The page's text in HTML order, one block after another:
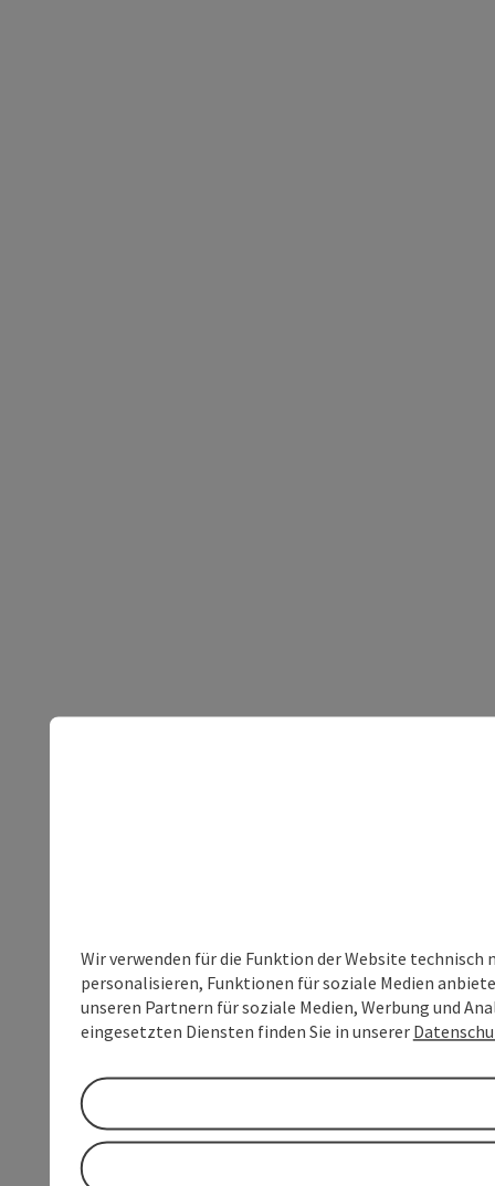
Wir verwenden für die Funktion der Website
personalisieren, Funktionen für soziale Medien
unseren Partnern für soziale Medien, Werbung und
eingesetzten Diensten finden Sie in unserer